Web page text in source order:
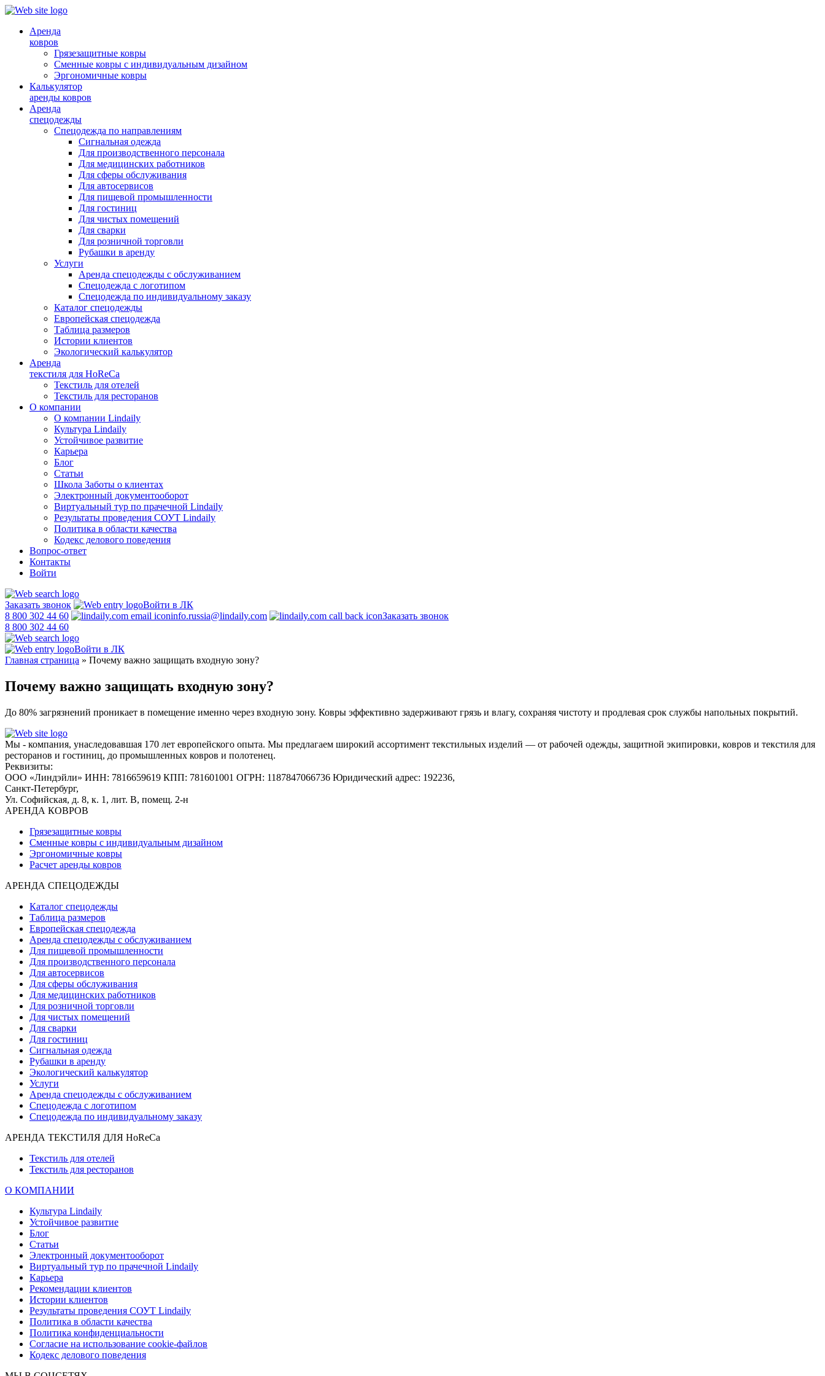
Аренда
ковров
Грязезащитные ковры
Сменные ковры с индивидуальным дизайном
Эргономичные ковры
Калькулятор
аренды ковров
Аренда
спецодежды
Спецодежда по направлениям
Сигнальная одежда
Для производственного персонала
Для медицинских работников
Для сферы обслуживания
Для автосервисов
Для пищевой промышленности
Для гостиниц
Для чистых помещений
Для сварки
Для розничной торговли
Рубашки в аренду
Услуги
Аренда спецодежды с обслуживанием
Спецодежда с логотипом
Спецодежда по индивидуальному заказу
Каталог спецодежды
Европейская спецодежда
Таблица размеров
Истории клиентов
Экологический калькулятор
Аренда
текстиля для HoReCa
Текстиль для отелей
Текстиль для ресторанов
О компании
О компании Lindaily
Культура Lindaily
Устойчивое развитие
Карьера
Блог
Статьи
Школа Заботы о клиентах
Электронный документооборот
Виртуальный тур по прачечной Lindaily
Результаты проведения СОУТ Lindaily
Политика в области качества
Кодекс делового поведения
Вопрос-ответ
Контакты
Войти
Заказать звонок
Войти в ЛК
8 800 302 44 60
info.russia@lindaily.com
Заказать звонок
8 800 302 44 60
Войти в ЛК
Главная страница » Почему важно защищать входную зону?
Почему важно защищать входную зону?
До 80% загрязнений проникает в помещение именно через входную зону. Ковры эффективно задерживают грязь и влагу, сохраняя чистоту и продлевая срок службы напольных покрытий.
Мы - компания, унаследовавшая 170 лет европейского опыта. Мы предлагаем широкий ассортимент текстильных изделий — от рабочей одежды, защитной экипировки, ковров и текстиля для
ресторанов и гостиниц, до промышленных ковров и полотенец.
Реквизиты:
ООО «Линдэйли» ИНН: 7816659619 КПП: 781601001 ОГРН: 1187847066736 Юридический адрес: 192236,
Санкт-Петербург,
Ул. Софийская, д. 8, к. 1, лит. В, помещ. 2-н
АРЕНДА КОВРОВ
Грязезащитные ковры
Сменные ковры с индивидуальным дизайном
Эргономичные ковры
Расчет аренды ковров
АРЕНДА СПЕЦОДЕЖДЫ
Каталог спецодежды
Таблица размеров
Европейская спецодежда
Аренда спецодежды с обслуживанием
Для пищевой промышленности
Для производственного персонала
Для автосервисов
Для сферы обслуживания
Для медицинских работников
Для розничной торговли
Для чистых помещений
Для сварки
Для гостиниц
Сигнальная одежда
Рубашки в аренду
Экологический калькулятор
Услуги
Аренда спецодежды с обслуживанием
Спецодежда с логотипом
Спецодежда по индивидуальному заказу
АРЕНДА ТЕКСТИЛЯ ДЛЯ HoReCa
Текстиль для отелей
Текстиль для ресторанов
О КОМПАНИИ
Культура Lindaily
Устойчивое развитие
Блог
Статьи
Электронный документооборот
Виртуальный тур по прачечной Lindaily
Карьера
Рекомендации клиентов
Истории клиентов
Результаты проведения СОУТ Lindaily
Политика в области качества
Политика конфиденциальности
Согласие на использование cookie-файлов
Кодекс делового поведения